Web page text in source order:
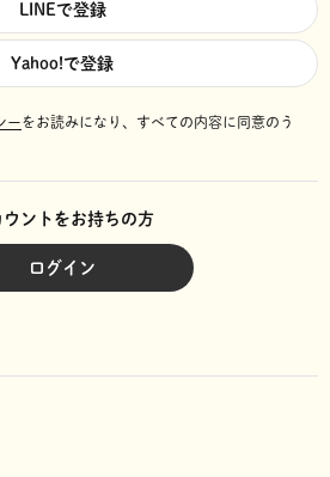
LINEで登録
Yahoo!で登録
ーをお読みになり、 すべての内容に同意のう
ウントをお持ちの方
ログイン